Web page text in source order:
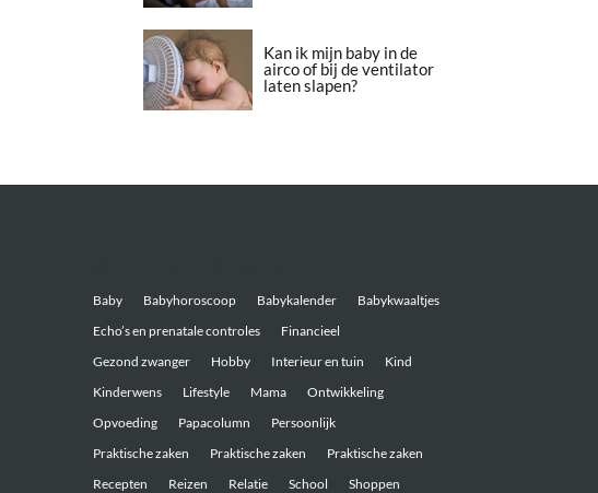
Kan ik mijn baby in de
airco of bij de ventilator
laten slapen?
Baby Babyhoroscoop Babykalender
Babykwaaltjes
Echo’s en prenatale controles
Financieel
Gezond zwanger
Hobby Interieur en tuin
Kind
Kinderwens
Lifestyle Mama
Ontwikkeling
Opvoeding
Papacolumn
Persoonlijk
Praktische zaken
Praktische zaken
Praktische zaken
Recepten
Reizen Relatie School
Shoppen